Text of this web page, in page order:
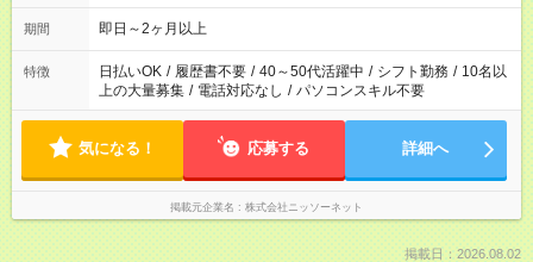
期間 即日～2ヶ月以上
特徴 日払いOK / 履歴書不要 / 40～50代活躍中 / シフト勤務 / 10名以
上の大量募集 / 電話対応なし / パソコンスキル不要
気になる！ 応募する 詳細へ
掲載元企業名 株式会社ニッソーネット
掲載日：2026.08.02